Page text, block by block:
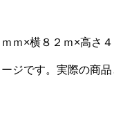
ｍ×横８２ｍ×高さ
ジです。実際の商